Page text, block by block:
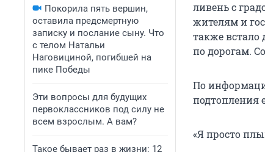
Покорила пять вершин,
оставила предсмертную
записку и послание сыну. Что
с телом Натальи
Наговициной, погибшей на
пике Победы
Эти вопросы для будущих
первоклассников под силу не
всем взрослым. А вам?
Такое бывает раз в жизни: 12
ливень с
жителям и
также
по дорогам.
По
подтопления
«Я просто